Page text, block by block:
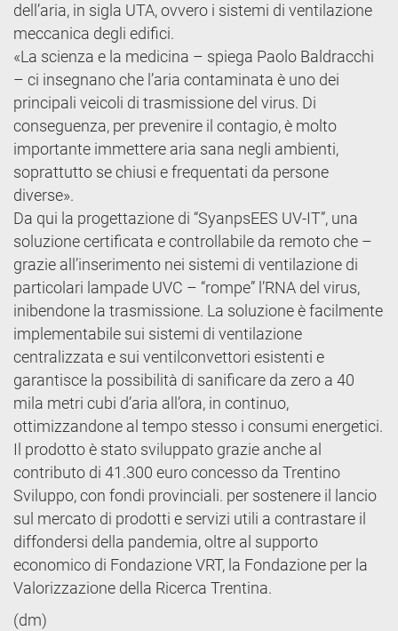
dell’aria, in sigla UTA, ovvero i sistemi di ventilazione
meccanica degli edifici.
«La scienza e la medicina – spiega Paolo Baldracchi
– ci insegnano che l’aria contaminata è uno dei
principali veicoli di trasmissione del virus. Di
conseguenza, per prevenire il contagio, è molto
importante immettere aria sana negli ambienti,
soprattutto se chiusi e frequentati da persone
diverse».
Da qui la progettazione di “SyanpsEES UV-IT”, una
soluzione certificata e controllabile da remoto che –
grazie all’inserimento nei sistemi di ventilazione di
particolari lampade UVC – “rompe” l’RNA del virus,
inibendone la trasmissione. La soluzione è facilmente
implementabile sui sistemi di ventilazione
centralizzata e sui ventilconvettori esistenti e
garantisce la possibilità di sanificare da zero a 40
mila metri cubi d’aria all’ora, in continuo,
ottimizzandone al tempo stesso i consumi energetici.
Il prodotto è stato sviluppato grazie anche al
contributo di 41.300 euro concesso da Trentino
Sviluppo, con fondi provinciali. per sostenere il lancio
sul mercato di prodotti e servizi utili a contrastare il
diffondersi della pandemia, oltre al supporto
economico di Fondazione VRT, la Fondazione per la
Valorizzazione della Ricerca Trentina.
(dm)